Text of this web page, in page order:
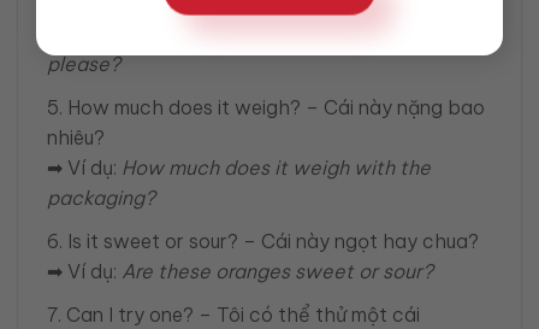
please?
5. How much does it weigh? – Cái này nặng bao
nhiêu?
➡ Ví dụ: How much does it weigh with the
packaging?
6. Is it sweet or sour? – Cái này ngọt hay chua?
➡ Ví dụ: Are these oranges sweet or sour?
7. Can I try one? – Tôi có thể thử một cái